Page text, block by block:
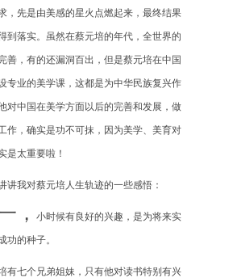
，先是由美感的星火点燃起来，最终结果
到落实。虽然在蔡元培的年代，全世界的
善，有的还漏洞百出，但是蔡元培在中国
专业的美学课，这都是为中华民族复兴作
对中国在美学方面以后的完善和发展，做
作，确实是功不可抹，因为美学、美育对
是太重要啦！
讲我对蔡元培人生轨迹的一些感悟：
， 小时候有良好的兴趣，是为将来实
功的种子。
有七个兄弟姐妹，只有他对读书特别有兴